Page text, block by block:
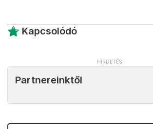
Kapcsolódó
Partnereinktől